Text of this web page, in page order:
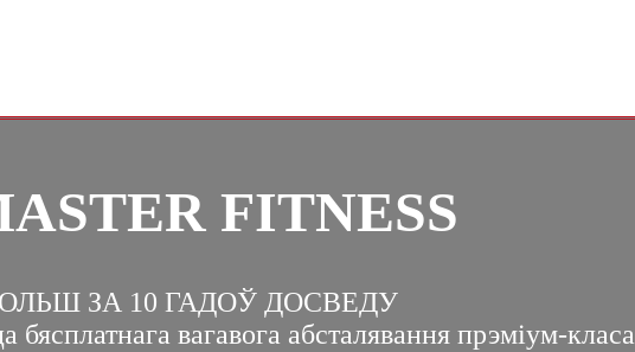
FITNESS
ЗА 10 ГАДОЎ ДОСВЕДУ
вагавога абсталявання прэміум-класа